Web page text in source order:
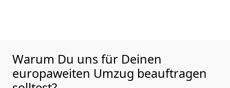
Warum Du uns für Deinen
europaweiten Umzug beauftragen